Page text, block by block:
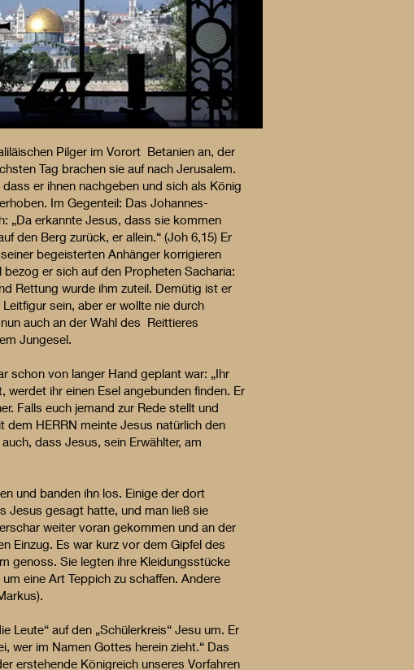
Pilger im Vorort Betanien an, der
Tag brachen sie auf nach Jerusalem.
dass er ihnen nachgeben und sich als König
Im Gegenteil: Das Johannes-
„Da erkannte Jesus, dass sie kommen
den Berg zurück, er allein.“ (Joh 6,15) Er
begeisterten Anhänger korrigieren
er sich auf den Propheten Sacharia:
Rettung wurde ihm zuteil. Demütig ist er
sein, aber er wollte nie durch
auch an der Wahl des Reittieres
Jungesel.
schon von langer Hand geplant war: „Ihr
ihr einen Esel angebunden finden. Er
Falls euch jemand zur Rede stellt und
dem HERRN meinte Jesus natürlich den
dass Jesus, sein Erwählter, am
und banden ihn los. Einige der dort
Jesus gesagt hatte, und man ließ sie
weiter voran gekommen und an der
Einzug. Es war kurz vor dem Gipfel des
genoss. Sie legten ihre Kleidungsstücke
eine Art Teppich zu schaffen. Andere
Leute“ auf den „Schülerkreis“ Jesu um. Er
wer im Namen Gottes herein zieht.“ Das
erstehende Königreich unseres Vorfahren